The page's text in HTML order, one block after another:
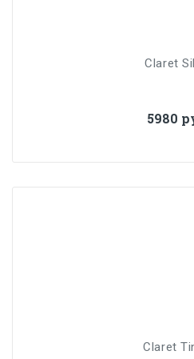
Claret
5980
Claret